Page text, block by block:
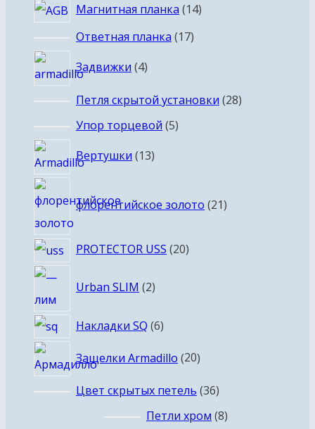
Магнитная планка 1414
Ответная планка 1717
Задвижки 44
Петля скрытой установки 2828
Упор торцевой 55
Вертушки 1313
флорентийское золото 21товар
PROTECTOR USS 2020
Urban SLIM 2
товара
Накладки SQ 66
Защелки Armadillo 2020
Цвет скрытых петель 3636
товаров
Петли хром 88